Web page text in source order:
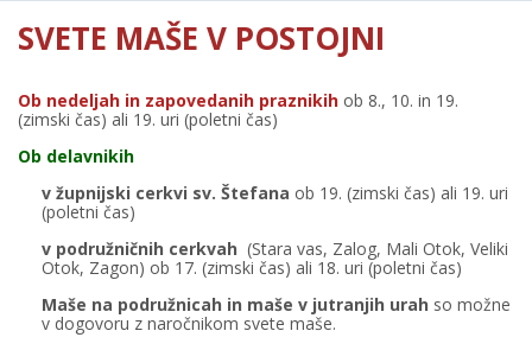
SVETE MAŠE V POSTOJNI
Ob nedeljah in zapovedanih praznikih ob 8., 10. in 19.
(zimski čas) ali 19. uri (poletni čas)
Ob delavnikih
v župnijski cerkvi sv. Štefana ob 19. (zimski čas) ali 19. uri
(poletni čas)
v podružničnih cerkvah (Stara vas, Zalog, Mali Otok, Veliki
Otok, Zagon) ob 17. (zimski čas) ali 18. uri (poletni čas)
Maše na podružnicah in maše v jutranjih urah so možne
v dogovoru z naročnikom svete maše.